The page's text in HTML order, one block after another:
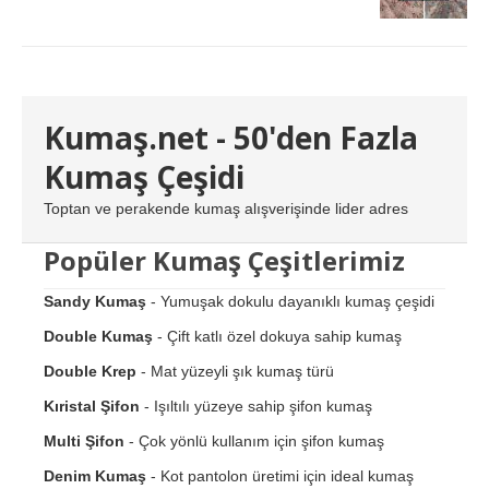
Kumaş.net - 50'den Fazla
Kumaş Çeşidi
Toptan ve perakende kumaş alışverişinde lider adres
Popüler Kumaş Çeşitlerimiz
Sandy Kumaş - Yumuşak dokulu dayanıklı kumaş çeşidi
Double Kumaş - Çift katlı özel dokuya sahip kumaş
Double Krep - Mat yüzeyli şık kumaş türü
Kıristal Şifon - Işıltılı yüzeye sahip şifon kumaş
Multi Şifon - Çok yönlü kullanım için şifon kumaş
Denim Kumaş - Kot pantolon üretimi için ideal kumaş